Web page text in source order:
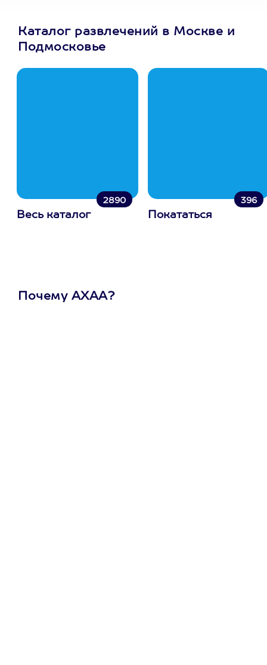
Каталог развлечений в Москве и
Подмосковье
2890
Весь каталог
396
Покататься
Почему АХАА?